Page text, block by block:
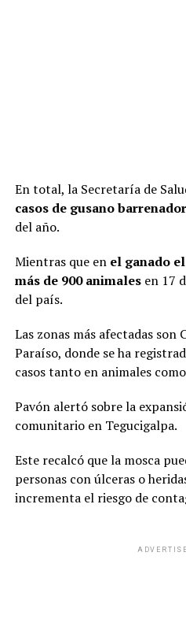
En total, la Secretaría de
casos de gusano
del año.
Mientras que en el ganado
más de 900 animalesen 17
del país.
Las zonas más afectadas son
Paraíso, donde se ha
casos tanto en animales
Pavón alertó sobre la
comunitario en Tegucigalpa.
Este recalcó que la mosca
personas con úlceras o
incrementa el riesgo de